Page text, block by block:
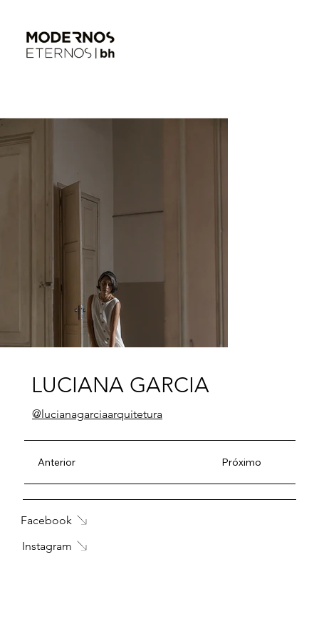
LUCIANA GARCIA
@lucianagarciaarquitetura
Anterior Próximo
Facebook
Instagram